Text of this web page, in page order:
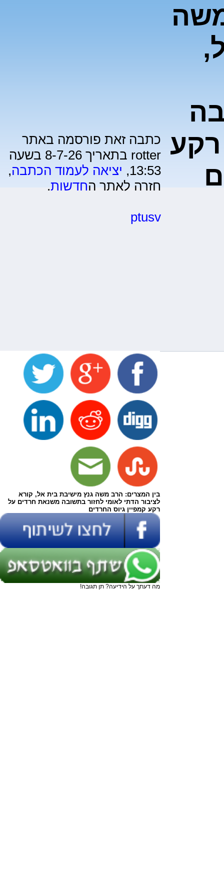
כתבה זאת פורסמה באתר
rotter בתאריך 8-7-26 בשעה
13:53, יציאה לעמוד הכתבה,
חזרה לאתר החדשות.
ptusv
בין המצרים: הרב משה גנץ מישיבת בית אל, קורא
לציבור הדתי לאומי לחזור בתשובה משנאת חרדים על
רקע קמפיין גיוס החרדים
מה דעתך על הידיעה? תן תגובה!